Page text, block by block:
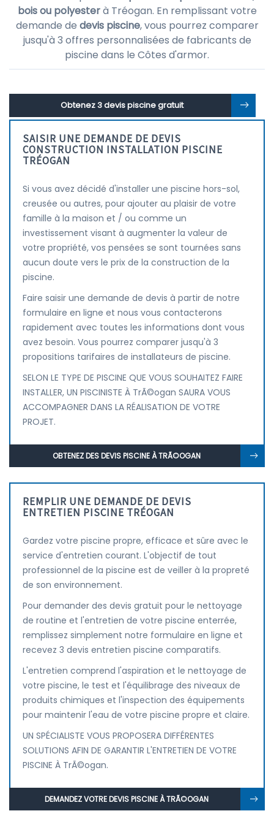
bois ou polyesterà Tréogan. En remplissant votre
demande de devis piscine, vous pourrez comparer
jusqu'à 3 offres personnalisées de fabricants de
piscine dans le Côtes d'armor.
Obtenez 3 devis piscine gratuit
SAISIR UNE DEMANDE DE DEVIS
CONSTRUCTION INSTALLATION PISCINE
TRÉOGAN
Si vous avez décidé d'installer une piscine hors-sol,
creusée ou autres, pour ajouter au plaisir de votre
famille à la maison et / ou comme un
investissement visant à augmenter la valeur de
votre propriété, vos pensées se sont tournées sans
aucun doute vers le prix de la construction de la
piscine.
Faire saisir une demande de devis à partir de notre
formulaire en ligne et nous vous contacterons
rapidement avec toutes les informations dont vous
avez besoin. Vous pourrez comparer jusqu'à 3
propositions tarifaires de installateurs de piscine.
SELON LE TYPE DE PISCINE QUE VOUS SOUHAITEZ FAIRE
INSTALLER, UN PISCINISTE À TrÃ©ogan SAURA VOUS
ACCOMPAGNER DANS LA RÉALISATION DE VOTRE
PROJET.
OBTENEZ DES DEVIS PISCINE À TRÃ©OGAN
REMPLIR UNE DEMANDE DE DEVIS
ENTRETIEN PISCINE TRÉOGAN
Gardez votre piscine propre, efficace et sûre avec le
service d'entretien courant. L'objectif de tout
professionnel de la piscine est de veiller à la propreté
de son environnement.
Pour demander des devis gratuit pour le nettoyage
de routine et l'entretien de votre piscine enterrée,
remplissez simplement notre formulaire en ligne et
recevez 3 devis entretien piscine comparatifs.
L'entretien comprend l'aspiration et le nettoyage de
votre piscine, le test et l'équilibrage des niveaux de
produits chimiques et l'inspection des équipements
pour maintenir l'eau de votre piscine propre et claire.
UN SPÉCIALISTE VOUS PROPOSERA DIFFÉRENTES
SOLUTIONS AFIN DE GARANTIR L'ENTRETIEN DE VOTRE
PISCINE À TrÃ©ogan.
DEMANDEZ VOTRE DEVIS PISCINE À TRÃ©OGAN